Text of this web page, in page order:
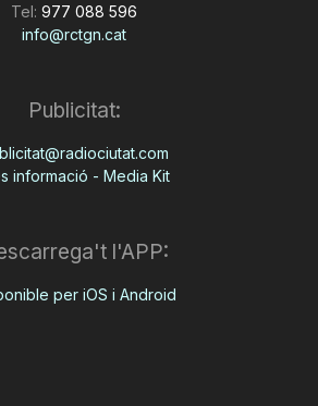
Tel: 977 088 596
info@rctgn.cat
Publicitat:
informació - Media Kit
l'APP:
per iOS i Android